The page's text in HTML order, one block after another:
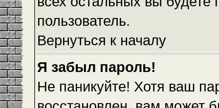
пользователь.
Вернуться к началу
Я забыл пароль!
Не паникуйте! Хотя ваш